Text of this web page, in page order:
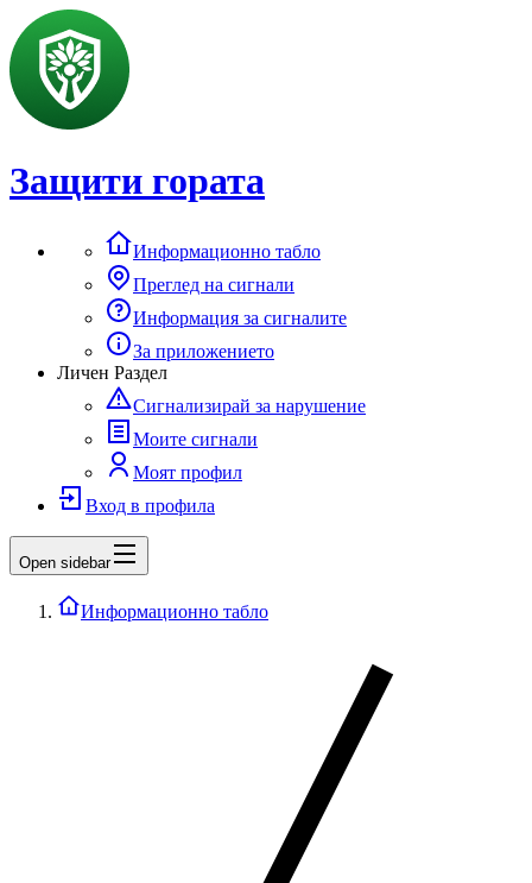
Защити гората
Информационно табло
Преглед на сигнали
Информация за сигналите
За приложението
Личен Раздел
Сигнализирай за нарушение
Моите сигнали
Моят профил
Вход в профила
Open sidebar
Информационно табло